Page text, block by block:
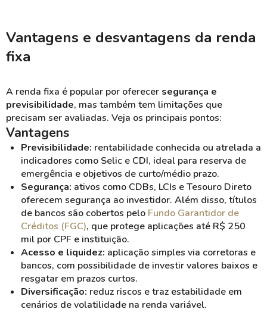
Vantagens e desvantagens da renda
fixa
A renda fixa é popular por oferecer segurança e
previsibilidade, mas também tem limitações que
precisam ser avaliadas. Veja os principais pontos:
Vantagens
Previsibilidade: rentabilidade conhecida ou atrelada a
indicadores como Selic e CDI, ideal para reserva de
emergência e objetivos de curto/médio prazo.
Segurança: ativos como CDBs, LCIs e Tesouro Direto
oferecem segurança ao investidor. Além disso, títulos
de bancos são cobertos pelo Fundo Garantidor de
Créditos (FGC), que protege aplicações até R$ 250
mil por CPF e instituição.
Acesso e liquidez: aplicação simples via corretoras e
bancos, com possibilidade de investir valores baixos e
resgatar em prazos curtos.
Diversificação: reduz riscos e traz estabilidade em
cenários de volatilidade na renda variável.